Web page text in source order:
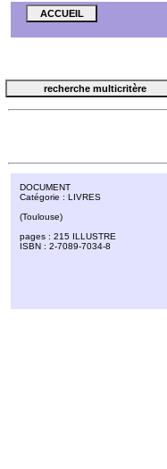
DOCUMENT
Catégorie : LIVRES
(Toulouse)
pages : 215 ILLUSTRE
ISBN : 2-7089-7034-8